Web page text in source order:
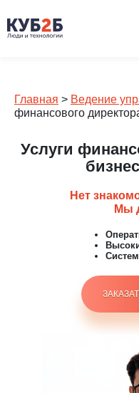
Главная > Ведение
финансового
Услуги
Нет
Мы